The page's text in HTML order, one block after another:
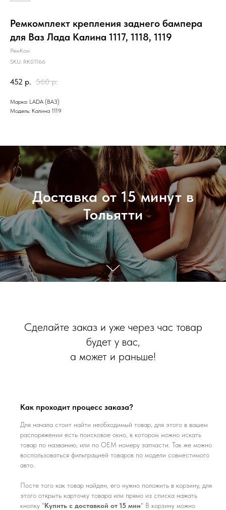
Ремкомплект крепления заднего бампера
для Ваз Лада Калина 1117, 1118, 1119
РемКом
SKU: RK01166
452 р. 560 р.
Марка: LADA (ВАЗ)
Модель: Калина 1119
Доставка от 15 минут в
Тольятти
Сделайте заказ и уже через час товар
будет у вас,
а может и раньше!
Как проходит процесс заказа?
Для начала стоит найти необходимый товар, для этого в вашем
распоряжении есть поисковое окно, в котором можно искать
товар по названию, или по ОЕМ номеру запчасти. Так же можно
воспользоваться фильтрацией товаров по модели совместимого
авто.
Посте того как товар найден, его нужно положить в корзину, для
этого открыть карточку товара или прямо из списка нажать
кнопку "Купить с доставкой от 15 мин" В корзину можно